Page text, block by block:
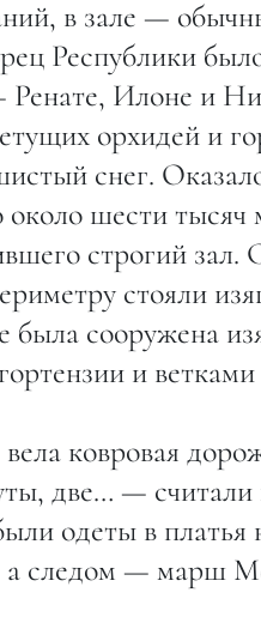
в зале —
Республики
Илоне и
орхидей и
снег.
около шести тысяч
строгий
стояли
была сооружена
и
ковровая
две… — считали
одеты в
следом — марш